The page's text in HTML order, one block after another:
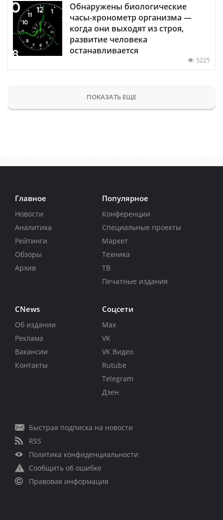
Обнаружены биологические
часы-хронометр организма —
когда они выходят из строя,
развитие человека
останавливается
5225
ПОКАЗАТЬ ЕЩЕ
Главное
Новости
Аналитика
Рейтинги
Обзоры
Архив
Популярное
Конференции
Специальные проекты
Маркет
Техника
ТВ
Печатные издания
CNews
Об издании
Реклама
Вакансии
Контакты
Соцсети
Max
VK
VK Видео
Rutube
Telegram
Дзен
Быстрая подписка на новости
RSS
Политика конфиденциальности
Сообщить об ошибке
Правовая информация